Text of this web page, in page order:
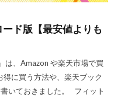
ド版【最安値よりも
は、Amazon や楽天市場で買
に買う方法や、楽天ブック
いておきました。 フィット